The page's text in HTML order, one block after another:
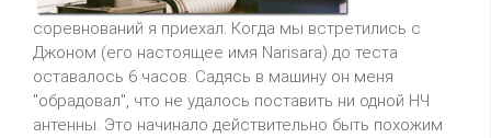
соревнований я приехал. Когда мы встретились с
Джоном (его настоящее имя Narisara) до теста
оставалось 6 часов. Садясь в машину он меня
"обрадовал", что не удалось поставить ни одной HЧ
антенны. Это начинало действительно быть похожим